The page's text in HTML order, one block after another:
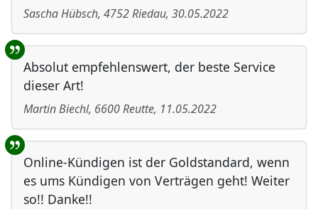
Sascha Hübsch, 4752Riedau, 30.05.2022
Absolut empfehlenswert, der beste Service
dieser Art!
Martin Biechl, 6600Reutte, 11.05.2022
Online-Kündigen ist der Goldstandard, wenn
es ums Kündigen von Verträgen geht! Weiter
so!! Danke!!